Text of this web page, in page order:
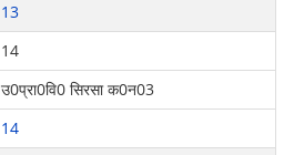
13
14
उ0प्रा0वि0 सिरसा क0न03
14